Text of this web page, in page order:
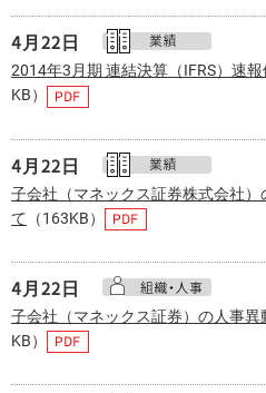
4月22日
2014年3月期 連結決算（IFRS）速
KB）
4月22日
子会社（マネックス証券株式会社
て （163KB）
4月22日
子会社（マネックス証券）の人事
KB）